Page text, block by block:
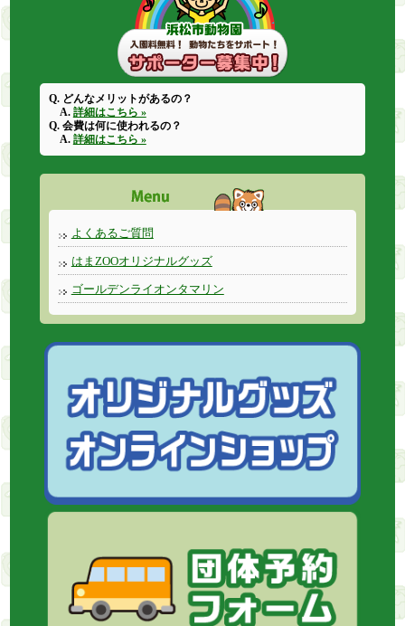
Q. どんなメリットがあるの？
A. 詳細はこちら »
Q. 会費は何に使われるの？
A. 詳細はこちら »
よくあるご質問
はまZOOオリジナルグッズ
ゴールデンライオンタマリン